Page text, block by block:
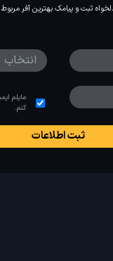
ثبت و پیامک بهترین آفر مربوط
مایلم
کنم.